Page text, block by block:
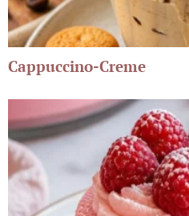
Cappuccino-Creme